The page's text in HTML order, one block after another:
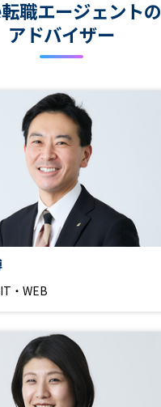
職エージェントの
アドバイザー
・WEB